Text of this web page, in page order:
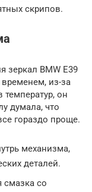
скрипов.
зеркал BMW E39
из-за
он
думала, что
гораздо проще.
механизма,
деталей.
смазка со